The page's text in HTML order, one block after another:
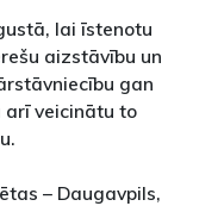
lai īstenotu
aizstāvību un
gan
arī veicinātu to
– Daugavpils,